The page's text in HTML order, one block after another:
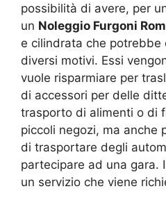
possibilità di avere, per
un Noleggio Furgoni
e cilindrata che potrebbe
diversi motivi. Essi
vuole risparmiare per
di accessori per delle
trasporto di alimenti o di
piccoli negozi, ma anche
di trasportare degli
partecipare ad una gara.
un servizio che viene